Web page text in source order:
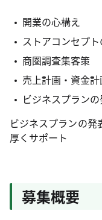
開業の心構え
ストアコンセプ
商圏調査集客策
売上計画・資金計
ビジネスプラン
ビジネスプランの
厚くサポート
募集概要